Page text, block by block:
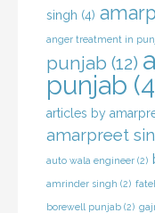
singh (4)
anger treatment in
punjab (12)
punjab
articles by
amarpreet
auto wala engineer (2)
amrinder singh (2)
borewell punjab (2)